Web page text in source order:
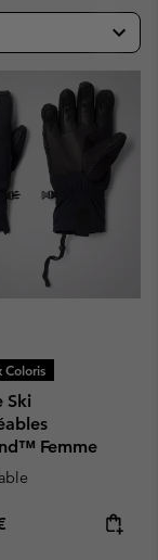
Coloris
Ski
Femme